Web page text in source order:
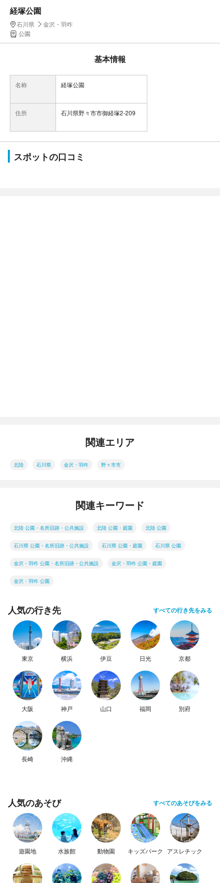
経塚公園
石川県
金沢・羽咋
公園
基本情報
名称 経塚公園
住所 石川県野々市市御経塚2-209
スポットの口コミ
関連エリア
北陸 石川県 金沢・羽咋 野々市市
関連キーワード
北陸 公園・名所旧跡・公共施設 北陸 公園・庭園 北陸 公園
石川県 公園・名所旧跡・公共施設 石川県 公園・庭園 石川県 公園
金沢・羽咋 公園・名所旧跡・公共施設 金沢・羽咋 公園・庭園
金沢・羽咋 公園
人気の行き先 すべての行き先をみる
東京 横浜 伊豆 日光 京都
大阪 神戸 山口 福岡 別府
長崎 沖縄
人気のあそび すべてのあそびをみる
遊園地 水族館 動物園 キッズパーク アスレチック